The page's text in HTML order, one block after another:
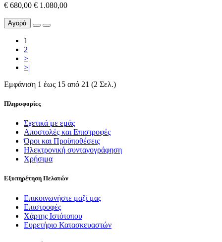
€ 680,00 € 1.080,00
Αγορά
1
2
>
>|
Εμφάνιση 1 έως 15 από 21 (2 Σελ.)
Πληροφορίες
Σχετικά με εμάς
Αποστολές και Επιστροφές
Όροι και Προϋποθέσεις
Ηλεκτρονική συνταγογράφηση
Χρήσιμα
Εξυπηρέτηση Πελατών
Επικοινωνήστε μαζί μας
Επιστροφές
Χάρτης Ιστότοπου
Ευρετήριο Κατασκευαστών